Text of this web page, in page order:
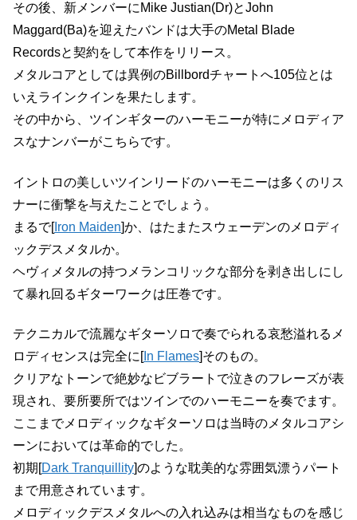
その後、新メンバーにMike Justian(Dr)とJohn
Maggard(Ba)を迎えたバンドは大手のMetal Blade
Recordsと契約をして本作をリリース。
メタルコアとしては異例のBillbordチャートへ105位とは
いえラインクインを果たします。
その中から、ツインギターのハーモニーが特にメロディア
スなナンバーがこちらです。
イントロの美しいツインリードのハーモニーは多くのリス
ナーに衝撃を与えたことでしょう。
まるで[Iron Maiden]か、はたまたスウェーデンのメロディ
ックデスメタルか。
ヘヴィメタルの持つメランコリックな部分を剥き出しにし
て暴れ回るギターワークは圧巻です。
テクニカルで流麗なギターソロで奏でられる哀愁溢れるメ
ロディセンスは完全に[In Flames]そのもの。
クリアなトーンで絶妙なビブラートで泣きのフレーズが表
現され、要所要所ではツインでのハーモニーを奏でます。
ここまでメロディックなギターソロは当時のメタルコアシ
ーンにおいては革命的でした。
初期[Dark Tranquillity]のような耽美的な雰囲気漂うパート
まで用意されています。
メロディックデスメタルへの入れ込みは相当なものを感じ